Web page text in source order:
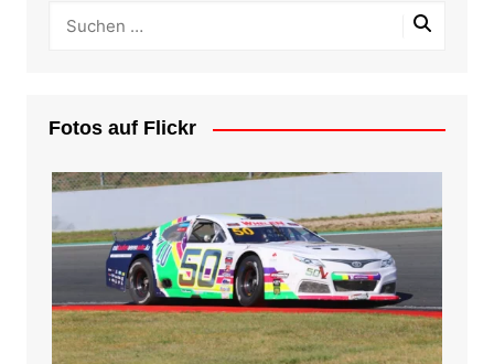
Fotos auf Flickr